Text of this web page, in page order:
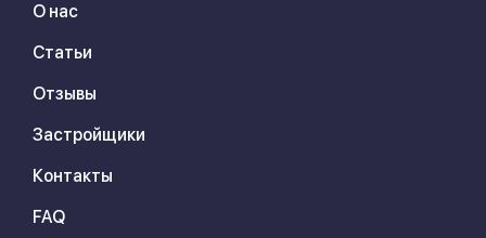
О нас
Статьи
Отзывы
Застройщики
Контакты
FAQ